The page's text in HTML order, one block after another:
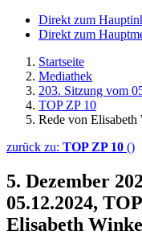
Direkt zum
Direkt zum
Startseite
Mediathek
203. Sitzung vom
TOP ZP 10
Rede von
zurück zu: TOP ZP 10 ()
5. Dezember
05.12.2024,
Elisabeth